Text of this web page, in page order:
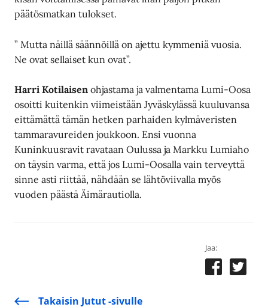
päätösmatkan tulokset.
” Mutta näillä säännöillä on ajettu kymmeniä vuosia.
Ne ovat sellaiset kun ovat”.
Harri Kotilaisen ohjastama ja valmentama Lumi-Oosa
osoitti kuitenkin viimeistään Jyväskylässä kuuluvansa
eittämättä tämän hetken parhaiden kylmäveristen
tammaravureiden joukkoon. Ensi vuonna
Kuninkuusravit ravataan Oulussa ja Markku Lumiaho
on täysin varma, että jos Lumi-Oosalla vain terveyttä
sinne asti riittää, nähdään se lähtöviivalla myös
vuoden päästä Äimärautiolla.
Jaa:
Takaisin Jutut -sivulle